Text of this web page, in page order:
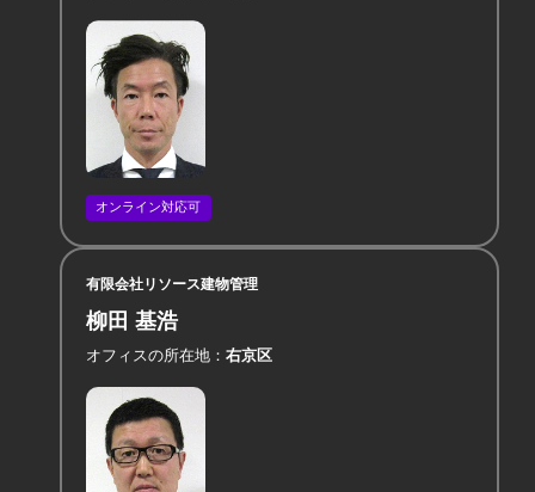
オンライン対応可
有限会社リソース建物管理
柳田 基浩
オフィスの所在地 右京区